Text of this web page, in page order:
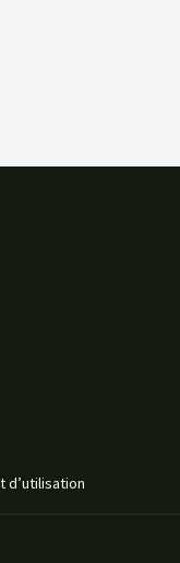
d’utilisation